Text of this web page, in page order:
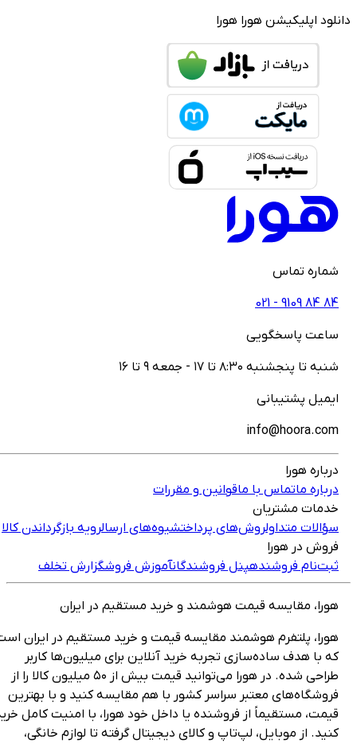
اپلیکیشن هوراهورا
تماس
021 - ‎9109‎ ‎84‎
پاسخگویی
تا پنجشنبه ۸:۳۰ تا ۱۷ - جمعه ۹ تا ۱۶
پشتیبانی
هورا
ماتماس با ماقوانین و مقررات
مشتریان
متداولروش‌های پرداختشیوه‌های ارسالرویه بازگرداندن کالا
در هورا
فروشندهپنل فروشندگانآموزش فروشگزارش تخلف
مقایسه قیمت هوشمند و خرید مستقیم در ایران
پلتفرم هوشمند مقایسه قیمت و خرید مستقیم در ایران است
با هدف ساده‌سازی تجربه خرید آنلاین برای میلیون‌ها کاربر
طراحی شده. در هورا می‌توانید قیمت بیش از ۵۰ میلیون کالا را از
معتبر سراسر کشور با هم مقایسه کنید و با بهترین
مستقیماً از فروشنده یا داخل خود هورا، با امنیت کامل خرید
از موبایل، لپ‌تاپ و کالای دیجیتال گرفته تا لوازم خانگی،